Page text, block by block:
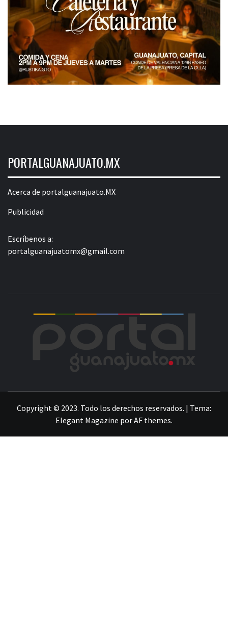
PORTALGUANAJUATO.MX
Acerca de portalguanajuato.MX
Publicidad
Escríbenos a:
portalguanajuatomx@gmail.com
Copyright © 2023. Todo los derechos reservados. | Tema:
Elegant Magazine porAF themes.